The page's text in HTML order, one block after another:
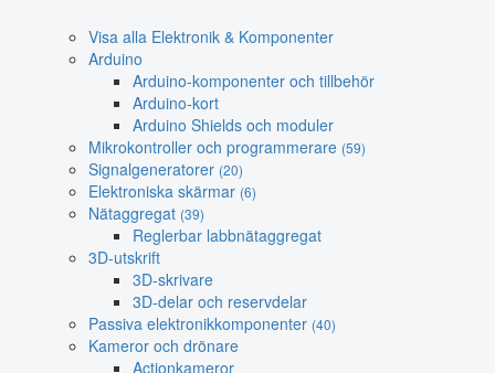
Visa alla Elektronik & Komponenter
Arduino
Arduino-komponenter och tillbehör
Arduino-kort
Arduino Shields och moduler
Mikrokontroller och programmerare (59)
Signalgeneratorer (20)
Elektroniska skärmar (6)
Nätaggregat (39)
Reglerbar labbnätaggregat
3D-utskrift
3D-skrivare
3D-delar och reservdelar
Passiva elektronikkomponenter (40)
Kameror och drönare
Actionkameror